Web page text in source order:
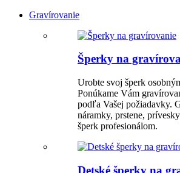
Gravírovanie
Šperky na
Urobte svoj šperk
Ponúkame Vám
podľa Vašej požiadavky.
náramky, prstene,
šperk profesionálom.
Detské šperky na